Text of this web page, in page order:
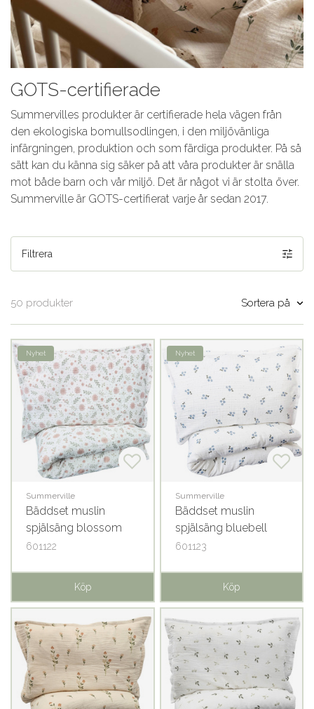
GOTS-certifierade
Summervilles produkter är certifierade hela vägen från
den ekologiska bomullsodlingen, i den miljövänliga
infärgningen, produktion och som färdiga produkter. På så
sätt kan du känna sig säker på att våra produkter är snälla
mot både barn och vår miljö. Det är något vi är stolta över.
Summerville är GOTS-certifierat varje år sedan 2017.
Filtrera
50 produkter Sortera på
Nyhet
Summerville
Bäddset muslin
spjälsäng blossom
GOTS
601122
Köp
Nyhet
Summerville
Bäddset muslin
spjälsäng bluebell
GOTS
601123
Köp